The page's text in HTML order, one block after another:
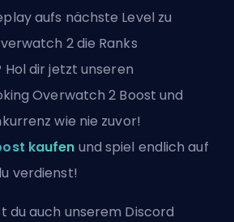
aufs nächste Level zu
2 die Ranks
dir jetzt unseren
Overwatch 2 Boost und
wie nie zuvor!
kaufen und spiel endlich auf
verdienst!
du auch unserem Discord